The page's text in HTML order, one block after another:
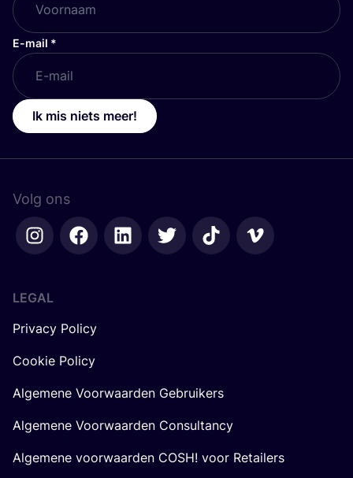
E-mail *
Ik mis niets meer!
Volg ons
LEGAL
Privacy Policy
Cookie Policy
Algemene Voorwaarden Gebruikers
Algemene Voorwaarden Consultancy
Algemene voorwaarden COSH! voor Retailers